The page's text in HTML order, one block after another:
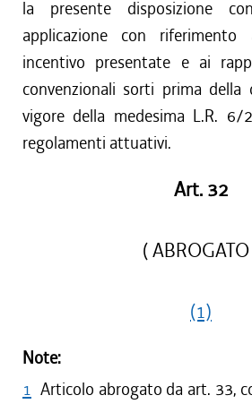
la presente disposizione
applicazione con
incentivo presentate e ai
convenzionali sorti prima
vigore della medesima L.R.
regolamenti attuativi.
Art. 32
(
(1)
Note:
1 Articolo abrogato da art. 33,